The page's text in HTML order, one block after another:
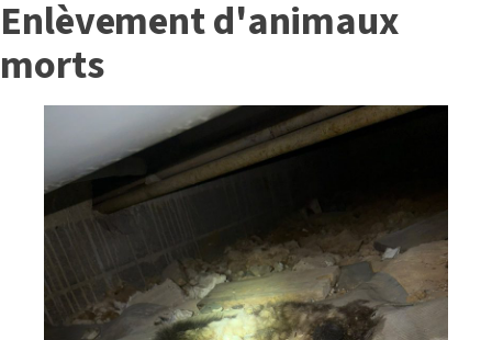
Enlèvement d'animaux
morts